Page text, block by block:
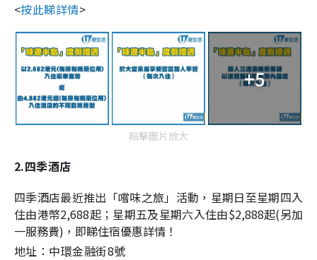
<按此睇詳情>
+5
點擊圖片放大
2.四季酒店
四季酒店最近推出「嚐味之旅」活動，星期日至星期四入
住由港幣2,688起；星期五及星期六入住由$2,888起(另加
一服務費)，即睇住宿優惠詳情！
地址： 中環金融街8號